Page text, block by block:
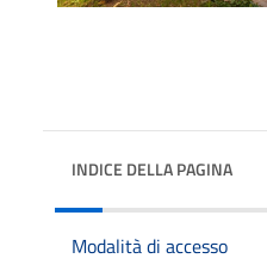
INDICE DELLA PAGINA
Modalità di accesso